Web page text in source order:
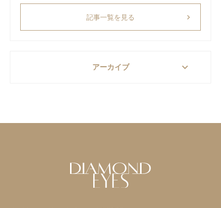
記事一覧を見る chevron_right
アーカイブ keyboard_arrow_down